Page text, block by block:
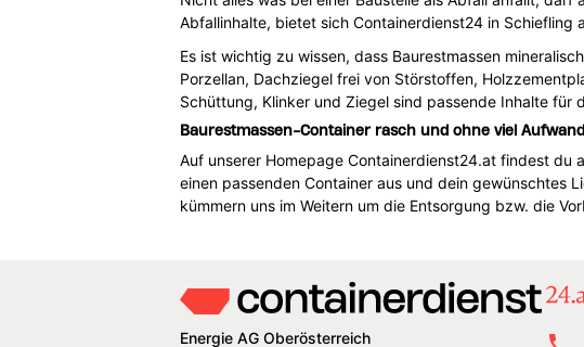
Abfallinhalte, bietet sich Containerdienst24 in Schiefling
Es ist wichtig zu wissen, dass Baurestmassen
Porzellan, Dachziegel frei von Störstoffen,
Schüttung, Klinker und Ziegel sind passende Inhalte
Baurestmassen-Container rasch und ohne viel
Auf unserer Homepage Containerdienst24.at findest du
einen passenden Container aus und dein gewünschtes
kümmern uns im Weitern um die Entsorgung bzw. die
Energie AG Oberösterreich